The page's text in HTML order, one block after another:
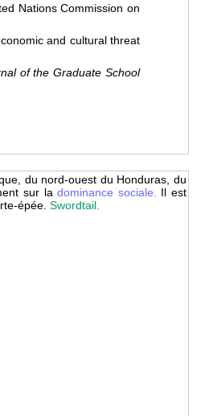
Nations Commission on
and cultural threat
of the Graduate School
du nord-ouest du Honduras, du
sur ladominance sociale.
Il est
épée. Swordtail.